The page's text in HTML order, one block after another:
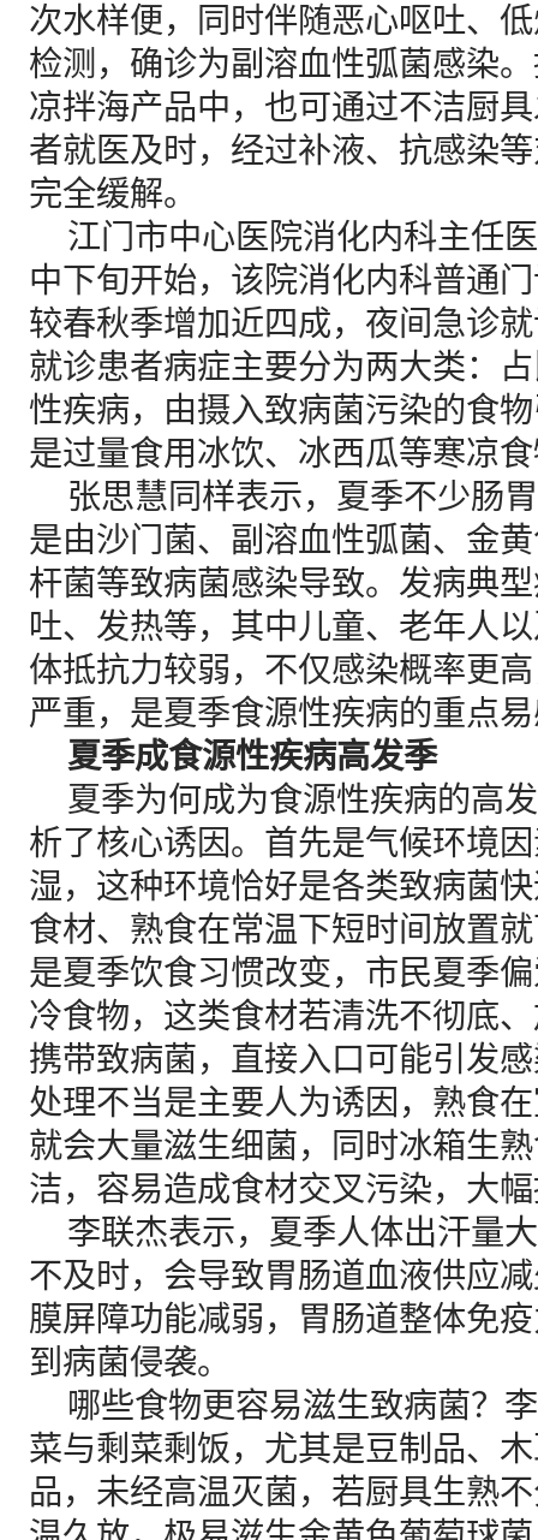
次水样便，同时伴随恶心呕吐、
检测，确诊为副溶血性弧菌感染
凉拌海产品中，也可通过不洁厨
者就医及时，经过补液、抗感染
完全缓解。
江门市中心医院消化内科主任
中下旬开始，该院消化内科普通
较春秋季增加近四成，夜间急诊
就诊患者病症主要分为两大类：
性疾病，由摄入致病菌污染的食
是过量食用冰饮、冰西瓜等寒凉
张思慧同样表示，夏季不少肠
是由沙门菌、副溶血性弧菌、金
杆菌等致病菌感染导致。发病典
吐、发热等，其中儿童、老年人
体抵抗力较弱，不仅感染概率更
严重，是夏季食源性疾病的重点
夏季成食源性疾病高发季
夏季为何成为食源性疾病的高
析了核心诱因。首先是气候环境
湿，这种环境恰好是各类致病菌
食材、熟食在常温下短时间放置
是夏季饮食习惯改变，市民夏季
冷食物，这类食材若清洗不彻底
携带致病菌，直接入口可能引发
处理不当是主要人为诱因，熟食
就会大量滋生细菌，同时冰箱生
洁，容易造成食材交叉污染，大
李联杰表示，夏季人体出汗量
不及时，会导致胃肠道血液供应
膜屏障功能减弱，胃肠道整体免
到病菌侵袭。
哪些食物更容易滋生致病菌？
菜与剩菜剩饭，尤其是豆制品、
品，未经高温灭菌，若厨具生熟